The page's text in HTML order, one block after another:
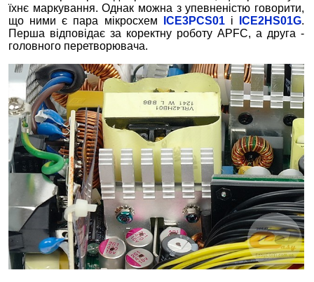
їхнє маркування. Однак можна з упевненістю говорити,
що ними є пара мікросхем
ICE3PCS01і ICE2HS01G.
Перша відповідає за коректну роботу APFC, а друга -
головного перетворювача.